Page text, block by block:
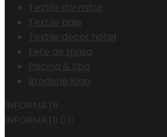
Textile dormitor
Textile baie
Textile decor hotel
Fete de masa
Piscina & Spa
Broderie logo
INFORMAŢII
INFORMAŢII